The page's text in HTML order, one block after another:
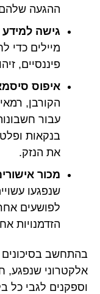
ההגעה שלהם
גישה למידע
מיילים כדי
פיננסיים,
איפוס
הקורבן,
עבור
בנקאות
את הנזק.
מכור
שנפגעו
לפושעים
הזדמנויות
בהתחשב
אלקטרוני שנפגע,
וספקנים לגבי כל